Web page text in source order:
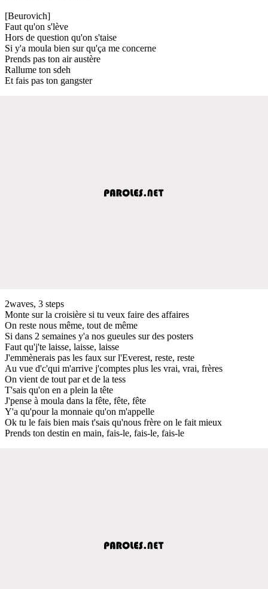
[Beurovich]
Faut qu'on s'lève
Hors de question qu'on s'taise
Si y'a moula bien sur qu'ça me concerne
Prends pas ton air austère
Rallume ton sdeh
Et fais pas ton gangster
2waves, 3 steps
Monte sur la croisière si tu veux faire des affaires
On reste nous même, tout de même
Si dans 2 semaines y'a nos gueules sur des posters
Faut qu'j'te laisse, laisse, laisse
J'emmènerais pas les faux sur l'Everest, reste, reste
Au vue d'c'qui m'arrive j'comptes plus les vrai, vrai, frères
On vient de tout par et de la tess
T'sais qu'on en a plein la tête
J'pense à moula dans la fête, fête, fête
Y'a qu'pour la monnaie qu'on m'appelle
Ok tu le fais bien mais t'sais qu'nous frère on le fait mieux
Prends ton destin en main, fais-le, fais-le, fais-le